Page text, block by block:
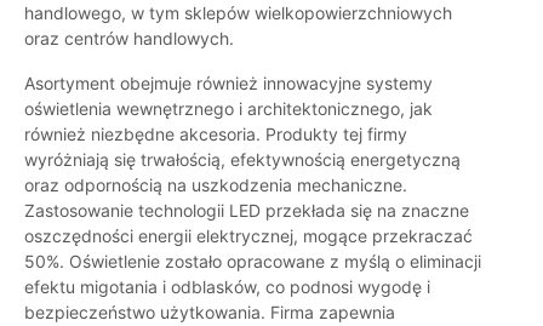
handlowego, w tym sklepów wielkopowierzchniowych
oraz centrów handlowych.
Asortyment obejmuje również innowacyjne systemy
oświetlenia wewnętrznego i architektonicznego, jak
również niezbędne akcesoria. Produkty tej firmy
wyróżniają się trwałością, efektywnością energetyczną
oraz odpornością na uszkodzenia mechaniczne.
Zastosowanie technologii LED przekłada się na znaczne
oszczędności energii elektrycznej, mogące przekraczać
50%. Oświetlenie zostało opracowane z myślą o eliminacji
efektu migotania i odblasków, co podnosi wygodę i
bezpieczeństwo użytkowania. Firma zapewnia